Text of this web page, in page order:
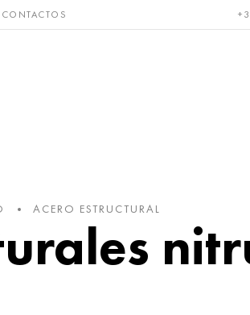
CONTACTOS
Bronce, cobre,
ACERO ESTRUCTURAL